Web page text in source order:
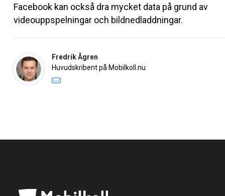
Facebook kan också dra mycket data på grund av
videouppspelningar och bildnedladdningar.
Fredrik Ågren
Huvudskribent på Mobilkoll.nu